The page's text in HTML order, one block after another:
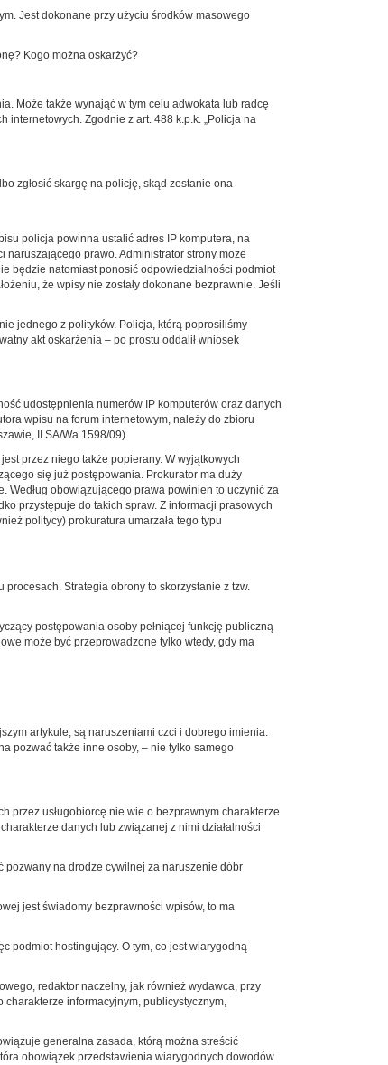
Jest dokonane przy użyciu środków masowego
Kogo można oskarżyć?
Może także wynająć w tym celu adwokata lub radcę
Zgodnie z art. 488 k.p.k. „Policja na
zgłosić skargę na policję, skąd zostanie ona
policja powinna ustalić adres IP komputera, na
naruszającego prawo. Administrator strony może
będzie natomiast ponosić odpowiedzialności podmiot
że wpisy nie zostały dokonane bezprawnie. Jeśli
jednego z polityków. Policja, którą poprosiliśmy
akt oskarżenia – po prostu oddalił wniosek
udostępnienia numerów IP komputerów oraz danych
wpisu na forum internetowym, należy do zbioru
II SA/Wa 1598/09).
przez niego także popierany. W wyjątkowych
się już postępowania. Prokurator ma duży
Według obowiązującego prawa powinien to uczynić za
przystępuje do takich spraw. Z informacji prasowych
politycy) prokuratura umarzała tego typu
Strategia obrony to skorzystanie z tzw.
postępowania osoby pełniącej funkcję publiczną
może być przeprowadzone tylko wtedy, gdy ma
artykule, są naruszeniami czci i dobrego imienia.
pozwać także inne osoby, – nie tylko samego
przez usługobiorcę nie wie o bezprawnym charakterze
danych lub związanej z nimi działalności
pozwany na drodze cywilnej za naruszenie dóbr
jest świadomy bezprawności wpisów, to ma
podmiot hostingujący. O tym, co jest wiarygodną
redaktor naczelny, jak również wydawca, przy
informacyjnym, publicystycznym,
generalna zasada, którą można streścić
obowiązek przedstawienia wiarygodnych dowodów